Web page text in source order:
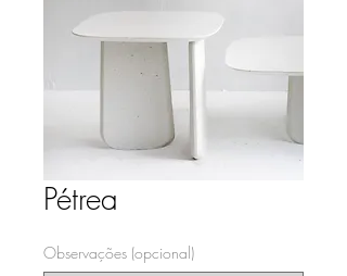
Pétrea
Observações (opcional)